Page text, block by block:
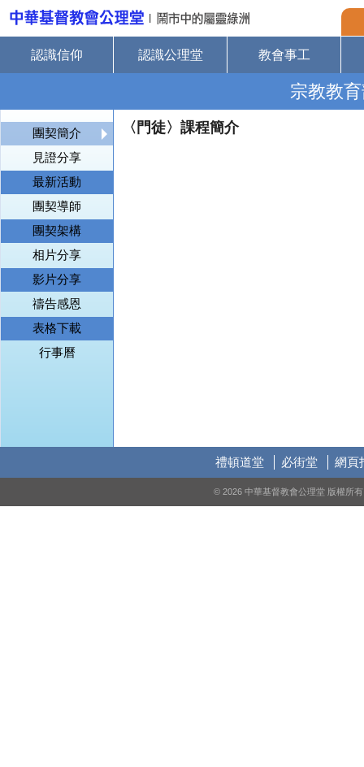
認識信仰 認識公理堂 教會事工
宗教教
團契簡介
見證分享
最新活動
團契導師
團契架構
相片分享
影片分享
禱告感恩
表格下載
行事曆
〈門徒〉課程簡介
禮頓道堂 必街堂 網頁
© 2026 中華基督教會公理堂 版權所